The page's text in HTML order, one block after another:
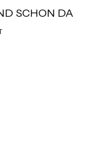
SCHON DA